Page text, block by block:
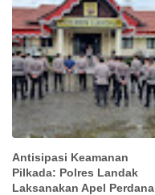
Antisipasi Keamanan
Pilkada: Polres Landak
Laksanakan Apel Perdana